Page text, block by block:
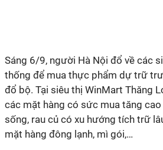
Sáng 6/9, người Hà Nội đổ về các
thống để mua thực phẩm dự trữ
đổ bộ. Tại siêu thị WinMart Thăng
các mặt hàng có sức mua tăng
sống, rau củ có xu hướng tích trữ
mặt hàng đông lạnh, mì gói,…